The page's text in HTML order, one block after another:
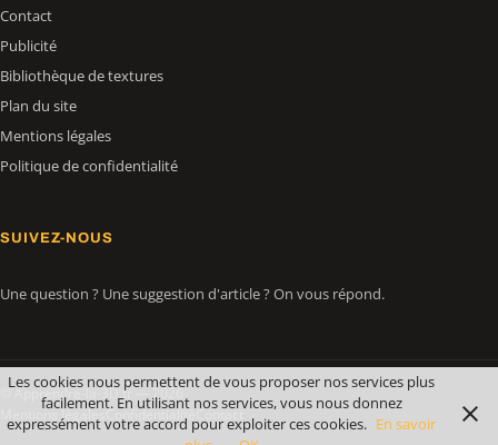
Contact
Publicité
Bibliothèque de textures
Plan du site
Mentions légales
Politique de confidentialité
SUIVEZ-NOUS
Une question ? Une suggestion d'article ? On vous répond.
© Apprendre-la-3D.fr — 2026
Mentions légalesConfidentialitéContact
Les cookies nous permettent de vous proposer nos services plus
facilement. En utilisant nos services, vous nous donnez
expressément votre accord pour exploiter ces cookies. En savoir